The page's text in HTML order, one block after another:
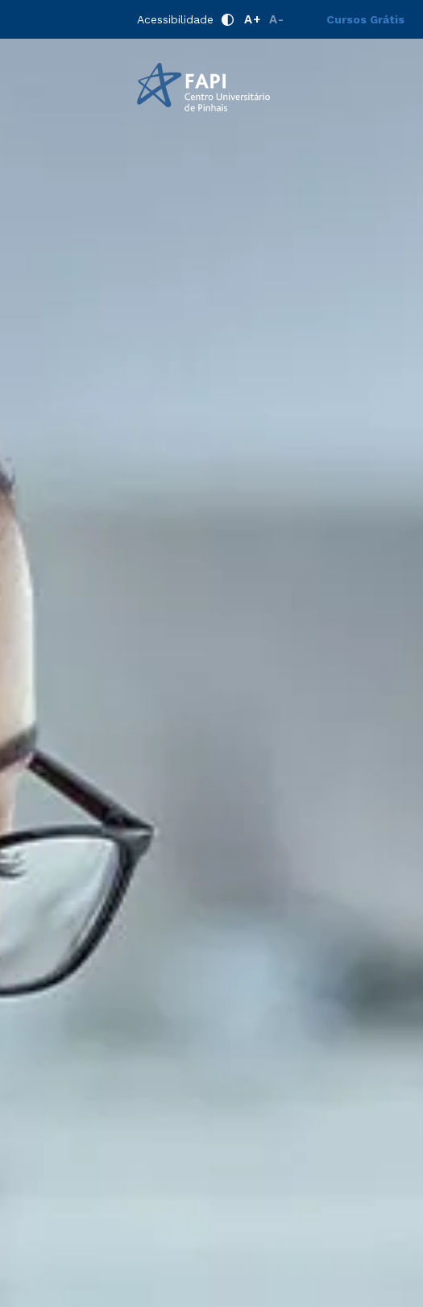
Acessibilidade A+ A- Cursos Grátis